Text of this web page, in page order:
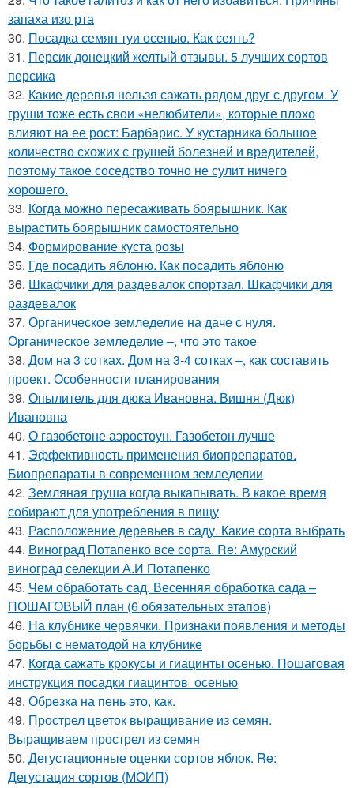
запаха изо рта
30. Посадка семян туи осенью. Как сеять?
31. Персик донецкий желтый отзывы. 5 лучших сортов
персика
32. Какие деревья нельзя сажать рядом друг с другом. У
груши тоже есть свои «нелюбители», которые плохо
влияют на ее рост: Барбарис. У кустарника большое
количество схожих с грушей болезней и вредителей,
поэтому такое соседство точно не сулит ничего
хорошего.
33. Когда можно пересаживать боярышник. Как
вырастить боярышник самостоятельно
34. Формирование куста розы
35. Где посадить яблоню. Как посадить яблоню
36. Шкафчики для раздевалок спортзал. Шкафчики для
раздевалок
37. Органическое земледелие на даче с нуля.
Органическое земледелие –, что это такое
38. Дом на 3 сотках. Дом на 3-4 сотках –, как составить
проект. Особенности планирования
39. Опылитель для дюка Ивановна. Вишня (Дюк)
Ивановна
40. О газобетоне аэростоун. Газобетон лучше
41. Эффективность применения биопрепаратов.
Биопрепараты в современном земледелии
42. Земляная груша когда выкапывать. В какое время
собирают для употребления в пищу
43. Расположение деревьев в саду. Какие сорта выбрать
44. Виноград Потапенко все сорта. Re: Амурский
виноград селекции А.И Потапенко
45. Чем обработать сад. Весенняя обработка сада –
ПОШАГОВЫЙ план (6 обязательных этапов)
46. На клубнике червячки. Признаки появления и методы
борьбы с нематодой на клубнике
47. Когда сажать крокусы и гиацинты осенью. Пошаговая
инструкция посадки гиацинтов осенью
48. Обрезка на пень это, как.
49. Прострел цветок выращивание из семян.
Выращиваем прострел из семян
50. Дегустационные оценки сортов яблок. Re:
Дегустация сортов (МОИП)